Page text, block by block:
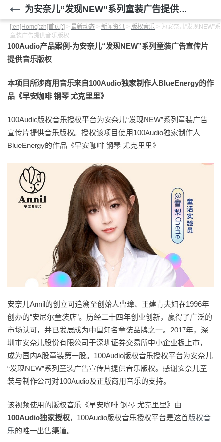
为安奈儿“发现NEW”系列童装广告提供音乐版权
[:en]Home[:zh]首页[:] > 最新动态 > 新闻资讯 > 版权音乐 > 为安奈儿“发现NEW”
童装广告提供音乐版权
100Audio产品案例-为安奈儿“发现NEW”系列童装广告宣传片
提供音乐版权
本项目所涉商用音乐来自100Audio独家制作人BlueEnergy的作
品《早安咖啡 钢琴 尤克里里》
100Audio版权音乐授权平台为安奈儿“发现NEW”系列童装广告
宣传片提供音乐版权。授权该项目使用100Audio独家制作人
BlueEnergy的作品《早安咖啡 钢琴 尤克里里》
安奈儿Annil的创立可追溯至创始人曹璋、王建青夫妇在1996年
创办的“安尼尔童装店”。历经二十四年创业创新，赢得了广泛的
市场认可，并已发展成为中国知名童装品牌之一。2017年，深
圳市安奈儿股份有限公司于深圳证券交易所中小企业板上市，
成为国内A股童装第一股。100Audio版权音乐授权平台为安奈儿
“发现NEW”系列童装广告宣传片提供音乐版权。感谢安奈儿童
装与制作公司对100Audio及正版商用音乐的支持。
该视频使用的版权音乐《早安咖啡 钢琴 尤克里里》由
100Audio独家授权，100Audio版权音乐授权平台是这首版权音
乐的唯一出售渠道。